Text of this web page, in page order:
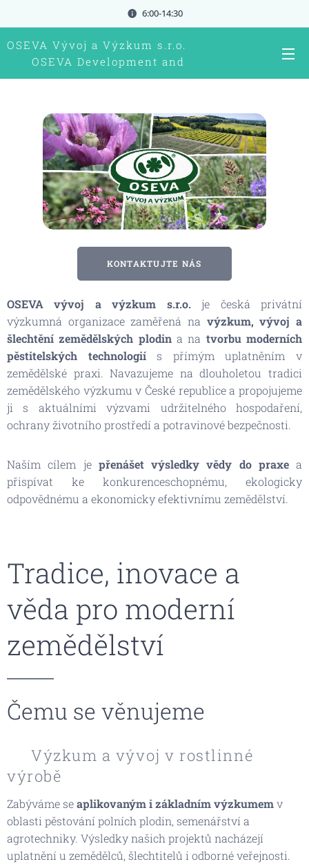
6:00-14:30
OSEVA Vývoj a Výzkum s.r.o.
OSEVA Development and
research Ltd.
KONTAKTUJTE NÁS
OSEVA vývoj a výzkum s.r.o.je česká privátní
výzkumná organizace zaměřená na výzkum, vývoj a
šlechtění zemědělských plodina na tvorbu moderních
pěstitelských technologiís přímým uplatněním v
zemědělské praxi. Navazujeme na dlouholetou tradici
zemědělského výzkumu v České republice a propojujeme
ji s aktuálními výzvami udržitelného hospodaření,
ochrany životního prostředí a potravinové bezpečnosti.
Naším cílem je přenášet výsledky vědy do praxea
přispívat ke konkurenceschopnému, ekologicky
odpovědnému a ekonomicky efektivnímu zemědělství.
Tradice, inovace a
věda pro moderní
zemědělství
Čemu se věnujeme
🌱 Výzkum a vývoj v rostlinné
výrobě
Zabýváme seaplikovaným i základním výzkumemv
oblasti pěstování polních plodin, semenářství a
agrotechniky. Výsledky našich projektů nacházejí
uplatnění u zemědělců, šlechtitelů i odborné veřejnosti.